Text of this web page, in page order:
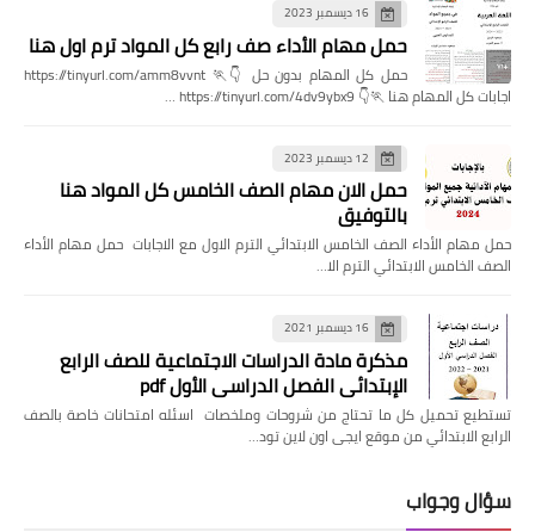
16 ديسمبر 2023
حمل مهام الأداء صف رابع كل المواد ترم اول هنا
حمل كل المهام بدون حل 👇🏃 https://tinyurl.com/amm8vvnt
اجابات كل المهام هنا 🏃👇 https://tinyurl.com/4dv9ybx9 …
12 ديسمبر 2023
حمل الان مهام الصف الخامس كل المواد هنا
بالتوفيق
حمل مهام الأداء الصف الخامس الابتدائي الترم الاول مع الاجابات حمل مهام الأداء
الصف الخامس الابتدائي الترم الا…
16 ديسمبر 2021
مذكرة مادة الدراسات الاجتماعية للصف الرابع
الإبتدائي الفصل الدراسي الأول pdf
تستطيع تحميل كل ما تحتاج من شروحات وملخصات اسئله امتحانات خاصة بالصف
الرابع الابتدائي من موقع ايجى اون لاين تود…
سؤال وجواب